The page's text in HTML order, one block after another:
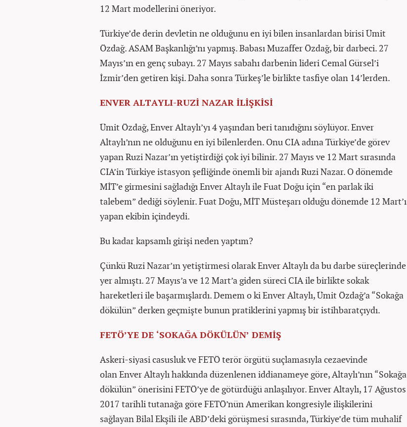
12 Mart modellerini öneriyor.
Türkiye’de derin devletin ne olduğunu en iyi bilen insanlardan birisi Ümit
Özdağ. ASAM Başkanlığı’nı yapmış. Babası Muzaffer Özdağ, bir darbeci. 27
Mayıs’ın en genç subayı. 27 Mayıs sabahı darbenin lideri Cemal Gürsel’i
İzmir’den getiren kişi. Daha sonra Türkeş’le birlikte tasfiye olan 14’lerden.
ENVER ALTAYLI-RUZİ NAZAR İLİŞKİSİ
Ümit Özdağ, Enver Altaylı’yı 4 yaşından beri tanıdığını söylüyor. Enver
Altaylı’nın ne olduğunu en iyi bilenlerden. Onu CIA adına Türkiye’de görev
yapan Ruzi Nazar’ın yetiştirdiği çok iyi bilinir. 27 Mayıs ve 12 Mart sırasında
CIA’in Türkiye istasyon şefliğinde önemli bir ajandı Ruzi Nazar. O dönemde
MİT’e girmesini sağladığı Enver Altaylı ile Fuat Doğu için “en parlak iki
talebem” dediği söylenir. Fuat Doğu, MİT Müsteşarı olduğu dönemde 12 Mart’ı
yapan ekibin içindeydi.
Bu kadar kapsamlı girişi neden yaptım?
Çünkü Ruzi Nazar’ın yetiştirmesi olarak Enver Altaylı da bu darbe süreçlerinde
yer almıştı. 27 Mayıs’a ve 12 Mart’a giden süreci CIA ile birlikte sokak
hareketleri ile başarmışlardı. Demem o ki Enver Altaylı, Ümit Özdağ’a “Sokağa
dökülün” derken geçmişte bunun pratiklerini yapmış bir istihbaratçıydı.
FETÖ’YE DE ‘SOKAĞA DÖKÜLÜN’ DEMİŞ
Askeri-siyasi casusluk ve FETÖ terör örgütü suçlamasıyla cezaevinde
olan Enver Altaylı hakkında düzenlenen iddianameye göre, Altaylı’nın “Sokağa
dökülün” önerisini FETÖ’ye de götürdüğü anlaşılıyor. Enver Altaylı, 17 Ağustos
2017 tarihli tutanağa göre FETÖ’nün Amerikan kongresiyle ilişkilerini
sağlayan Bilal Ekşili ile ABD’deki görüşmesi sırasında, Türkiye’de tüm muhalif